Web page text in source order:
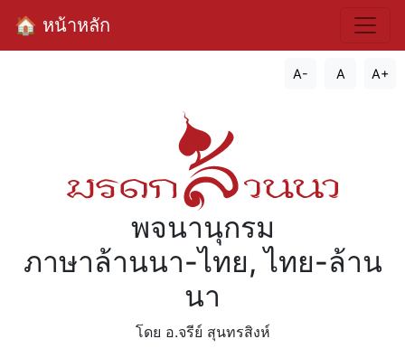
🏠 หน้าหลัก
A- A A+
พจนานุกรม
ภาษาล้านนา-ไทย, ไทย-ล้าน
นา
โดย อ.จรีย์​ สุนทรสิงห์